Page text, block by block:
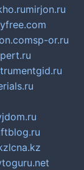
mirjon.ru
sp-or.ru
lcna.kz